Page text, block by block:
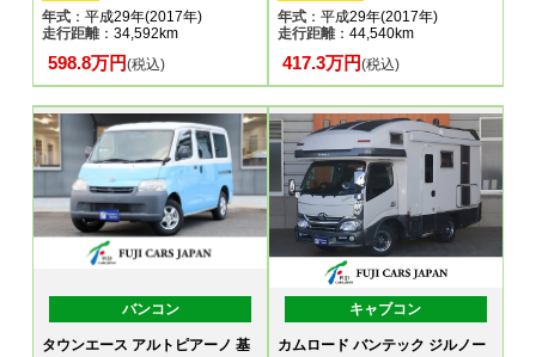
年式 ：平成29年(2017年)
走行距離：34,592km
598.8万円(税込)
年式：平成29年(2017年)
走行距離：44,540km
417.3万円(税込)
バンコン
タウンエース アルトピアーノ 基
キャブコン
カムロード バンテック ジルノー